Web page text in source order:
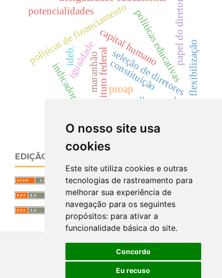
O nosso site usa
cookies
Este site utiliza cookies e outras
tecnologias de rastreamento para
melhorar sua experiência de
navegação para os seguintes
propósitos: para ativar a
funcionalidade básica do site.
Concordo
Eu recuso
políticas educativas
igualdadeinstituto federal proap
políticas de financiamento
constituição
seleção de diretores
indicadores
potencialidades
conselho escolar
papel do diretor
capital humano flexibilização
ideb. maranhão
EDIÇÃO ATUAL